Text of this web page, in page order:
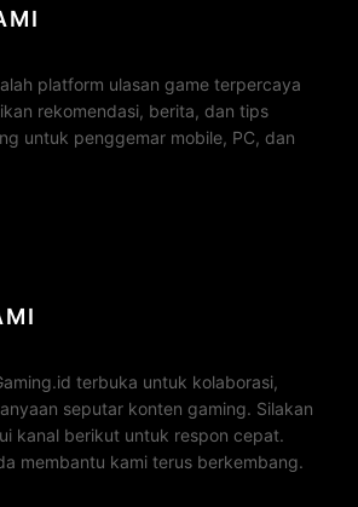
platform ulasan game terpercaya
rekomendasi, berita, dan tips
untuk penggemar mobile, PC, dan
terbuka untuk kolaborasi,
seputar konten gaming. Silakan
kanal berikut untuk respon cepat.
membantu kami terus berkembang.